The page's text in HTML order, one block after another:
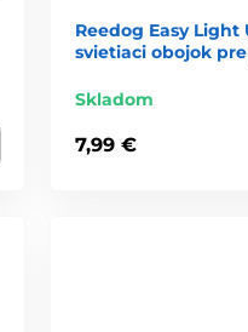
Reedog Easy Light
svietiaci obojok
Skladom
7,99 €